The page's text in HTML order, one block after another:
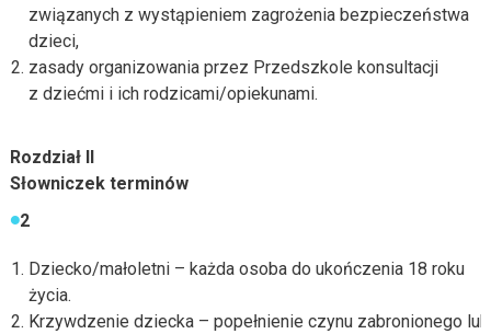
związanych z wystąpieniem zagrożenia bezpieczeństwa
dzieci,
zasady organizowania przez Przedszkole konsultacji
z dziećmi i ich rodzicami/opiekunami.
Rozdział II
Słowniczek terminów
2
Dziecko/małoletni – każda osoba do ukończenia 18 roku
życia.
Krzywdzenie dziecka – popełnienie czynu zabronionego lub